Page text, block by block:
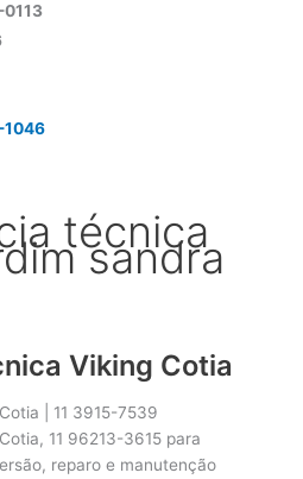
0113
1046
técnica
sandra
Viking Cotia
| 11 3915-7539
11 96213-3615 para
reparo e manutenção